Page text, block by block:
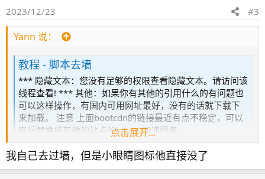
2023/12/23 #3
Yann 说：
教程 - 脚本去墙
*** 隐藏文本：您没有足够的权限查看隐藏文本。请访问该
线程查看! *** 其他：如果你有其他的引用什么的有问题也
可以这样操作，有国内可用网址最好，没有的话就下载下
来加载。 注意 上面bootcdn的链接最近有点不稳定，可以
自行替换成其他的站点的jquery加速服务
https://forum.gtaos.com/threads/1542/
forum.gtaos.com
点击展开...
我自己去过墙，但是小眼睛图标他直接没了